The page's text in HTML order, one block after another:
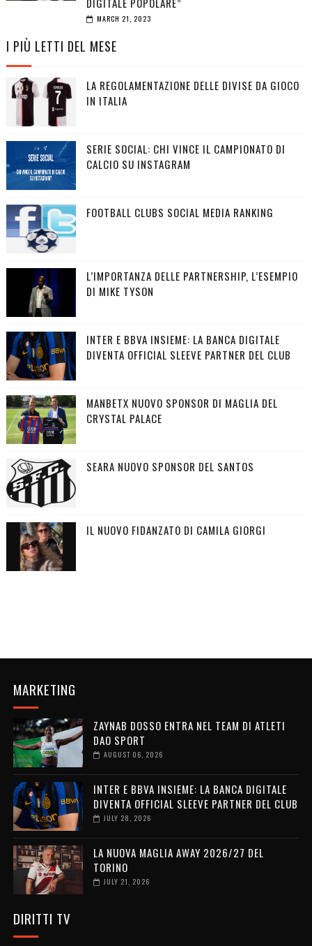
MARCH 21, 2023
I PIÙ LETTI DEL MESE
LA REGOLAMENTAZIONE DELLE DIVISE DA GIOCO
IN ITALIA
SERIE SOCIAL: CHI VINCE IL CAMPIONATO DI
CALCIO SU INSTAGRAM
FOOTBALL CLUBS SOCIAL MEDIA RANKING
L’IMPORTANZA DELLE PARTNERSHIP, L’ESEMPIO
DI MIKE TYSON
INTER E BBVA INSIEME: LA BANCA DIGITALE
DIVENTA OFFICIAL SLEEVE PARTNER DEL CLUB
MANBETX NUOVO SPONSOR DI MAGLIA DEL
CRYSTAL PALACE
SEARA NUOVO SPONSOR DEL SANTOS
IL NUOVO FIDANZATO DI CAMILA GIORGI
MARKETING
ZAYNAB DOSSO ENTRA NEL TEAM DI ATLETI
DAO SPORT
AUGUST 06, 2026
INTER E BBVA INSIEME: LA BANCA DIGITALE
DIVENTA OFFICIAL SLEEVE PARTNER DEL CLUB
JULY 28, 2026
LA NUOVA MAGLIA AWAY 2026/27 DEL
TORINO
JULY 21, 2026
DIRITTI TV